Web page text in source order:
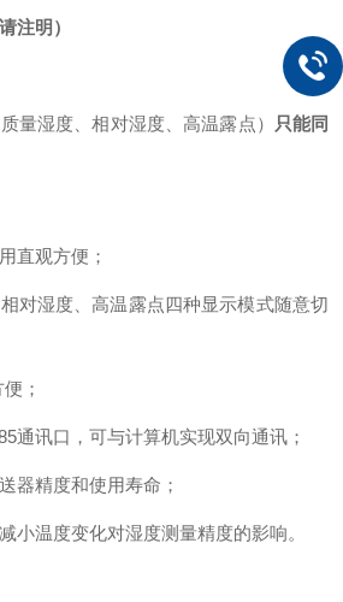
注明）
质量湿度 、相对湿度、高温露点）
只能同
直观方便；
对湿度、高温露点四种显示模式随意切
；
通讯口，可与计算机实现双向通讯；
器精度和使用寿命；
小温度变化对湿度测量精度的影响。